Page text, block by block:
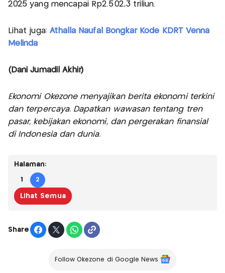
2025 yang mencapai Rp2.502,3 triliun.
Lihat juga: Athalla Naufal Bongkar Kode KDRT Venna
Melinda
(Dani Jumadil Akhir)
Ekonomi Okezone menyajikan berita ekonomi terkini
dan terpercaya. Dapatkan wawasan tentang tren
pasar, kebijakan ekonomi, dan pergerakan finansial
di Indonesia dan dunia.
Halaman:
1 2
Lihat Semua
Share
Follow Okezone di Google News